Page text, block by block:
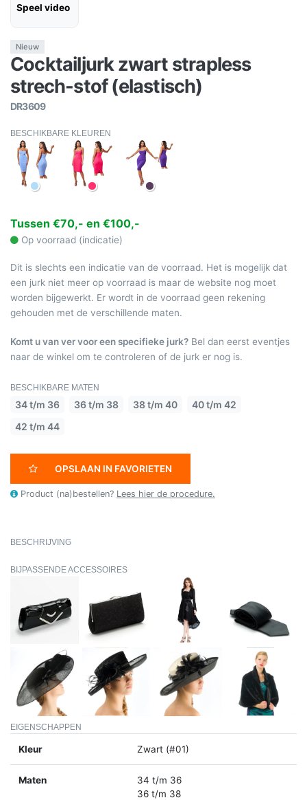
Speel video
Nieuw
Cocktailjurk zwart strapless
strech-stof (elastisch)
DR3609
BESCHIKBARE KLEUREN
Tussen €70,- en €100,-
Op voorraad (indicatie)
Dit is slechts een indicatie van de voorraad. Het is mogelijk dat
een jurk niet meer op voorraad is maar de website nog moet
worden bijgewerkt. Er wordt in de voorraad geen rekening
gehouden met de verschillende maten.
Komt u van ver voor een specifieke jurk? Bel dan eerst eventjes
naar de winkel om te controleren of de jurk er nog is.
BESCHIKBARE MATEN
34 t/m 36 36 t/m 38 38 t/m 40
40 t/m 42
42 t/m 44
OPSLAAN IN FAVORIETEN
Product (na)bestellen? Lees hier de procedure.
BESCHRIJVING
BIJPASSENDE ACCESSOIRES
EIGENSCHAPPEN
Kleur Zwart (#01)
Maten
34 t/m 36
36 t/m 38